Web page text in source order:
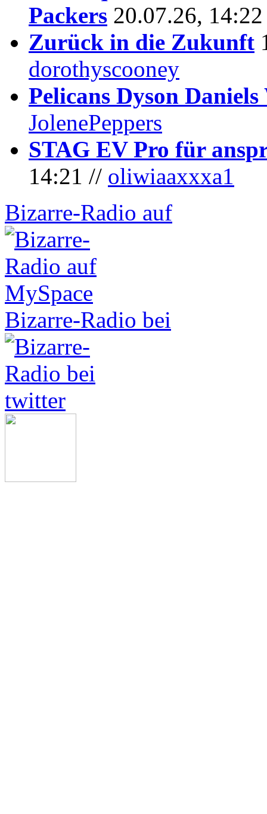
Packers 20.07.26,
Zurück in die Zukunft
dorothyscooney
Pelicans Dyson
JolenePeppers
STAG EV Pro für
14:21 // oliwiaaxxxa1
Bizarre-Radio auf
Bizarre-Radio bei